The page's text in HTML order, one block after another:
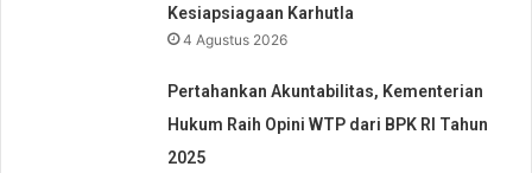
Kesiapsiagaan Karhutla
4 Agustus 2026
Pertahankan Akuntabilitas, Kementerian
Hukum Raih Opini WTP dari BPK RI Tahun
2025